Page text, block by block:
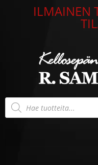
ILMAINEN
Products
search